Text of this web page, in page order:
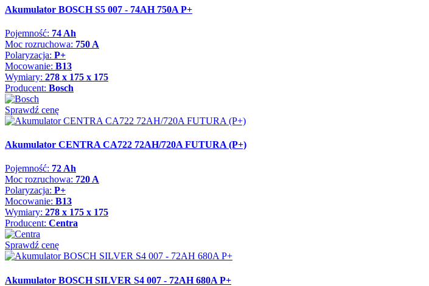
Akumulator BOSCH S5 007 - 74AH 750A P+
Pojemność: 74 Ah
Moc rozruchowa: 750 A
Polaryzacja: P+
Mocowanie: B13
Wymiary: 278 x 175 x 175
Producent: Bosch
Sprawdź cenę
Akumulator CENTRA CA722 72AH/720A FUTURA (P+)
Pojemność: 72 Ah
Moc rozruchowa: 720 A
Polaryzacja: P+
Mocowanie: B13
Wymiary: 278 x 175 x 175
Producent: Centra
Sprawdź cenę
Akumulator BOSCH SILVER S4 007 - 72AH 680A P+